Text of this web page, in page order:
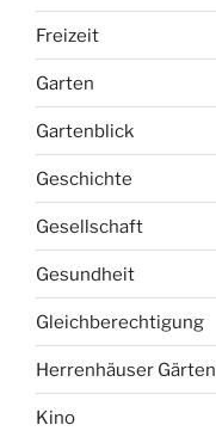
Freizeit
Garten
Gartenblick
Geschichte
Gesellschaft
Gesundheit
Gleichberechtigung
Herrenhäuser Gärten
Kino